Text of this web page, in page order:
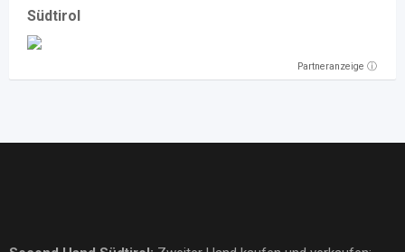
Südtirol
Partneranzeige ⓘ